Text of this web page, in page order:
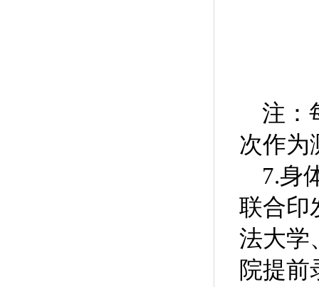
注：
次作为
7.身
联合印
法大学
院提前